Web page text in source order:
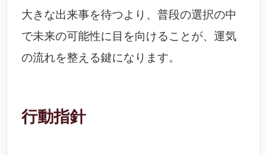
大きな出来事を待つより、普段の選択の中
で未来の可能性に目を向けることが、運気
の流れを整える鍵になります。
行動指針